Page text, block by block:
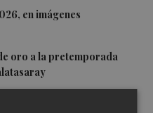
en imágenes
oro a la pretemporada